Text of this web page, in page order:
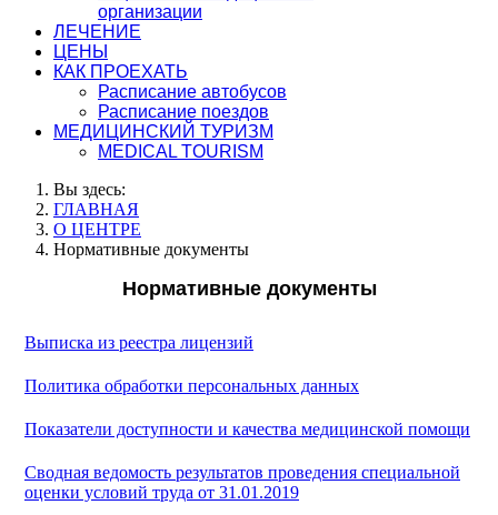
организации
ЛЕЧЕНИЕ
ЦЕНЫ
КАК ПРОЕХАТЬ
Расписание автобусов
Расписание поездов
МЕДИЦИНСКИЙ ТУРИЗМ
MEDICAL TOURISM
Вы здесь:
ГЛАВНАЯ
О ЦЕНТРЕ
Нормативные документы
Нормативные документы
Выписка из реестра лицензий
Политика обработки персональных данных
Показатели доступности и качества медицинской помощи
Сводная ведомость результатов проведения специальной
оценки условий труда от 31.01.2019